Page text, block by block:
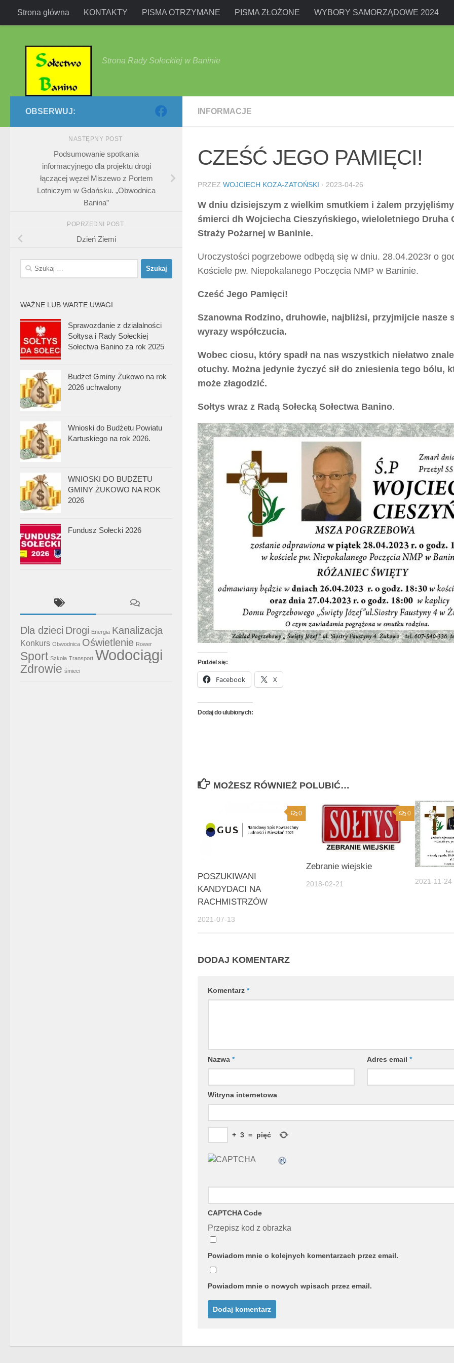
Przejdź do treści
Strona główna KONTAKTY PISMA OTRZYMANE PISMA ZŁOŻONE WYBORY SAMORZĄDOWE 2024
Strona Rady Sołeckiej w Baninie
INFORMACJE
CZEŚĆ JEGO PAMIĘCI!
PRZEZ WOJCIECH KOZA-ZATOŃSKI · 2023-04-26
W dniu dzisiejszym z wielkim smutkiem i żalem
śmierci dh Wojciecha Cieszyńskiego, wieloletniego Druha
Straży Pożarnej w Baninie.
Uroczystości pogrzebowe odbędą się w dniu. 28.04.2023r o
Kościele pw. Niepokalanego Poczęcia NMP w Baninie.
Cześć Jego Pamięci!
Szanowna Rodzino, druhowie, najbliżsi, przyjmijcie nasze
wyrazy współczucia.
Wobec ciosu, który spadł na nas wszystkich niełatwo
otuchy. Można jedynie życzyć sił do zniesienia tego bólu,
może złagodzić.
Sołtys wraz z Radą Sołecką Sołectwa Banino.
Podziel się:
Facebook X
Dodaj do ulubionych:
MOŻESZ RÓWNIEŻ POLUBIĆ…
0
POSZUKIWANI
KANDYDACI NA
RACHMISTRZÓW
2021-07-13
0
Zebranie wiejskie
2018-02-21 2021-11-24
DODAJ KOMENTARZ
Komentarz *
Nazwa * Adres email*
Witryna internetowa
+ 3 = pięć
CAPTCHA Code
Przepisz kod z obrazka
Powiadom mnie o kolejnych komentarzach przez email.
Powiadom mnie o nowych wpisach przez email.
OBSERWUJ:
NASTĘPNY POST
Podsumowanie spotkania
informacyjnego dla projektu drogi
łączącej węzeł Miszewo z Portem
Lotniczym w Gdańsku. „Obwodnica
Banina”
POPRZEDNI POST
Dzień Ziemi
Szukaj:
WAŻNE LUB WARTE UWAGI
Sprawozdanie z działalności
Sołtysa i Rady Sołeckiej
Sołectwa Banino za rok 2025
Budżet Gminy Żukowo na rok
2026 uchwalony
Wnioski do Budżetu Powiatu
Kartuskiego na rok 2026.
WNIOSKI DO BUDŻETU
GMINY ŻUKOWO NA ROK
2026
Fundusz Sołecki 2026
Dla dzieci Drogi Energia Kanalizacja
Konkurs Obwodnica Oświetlenie Rower
Sport Szkoła Transport Wodociągi
Zdrowie śmieci